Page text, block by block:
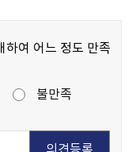
하여 어느 정도 만족
불만족